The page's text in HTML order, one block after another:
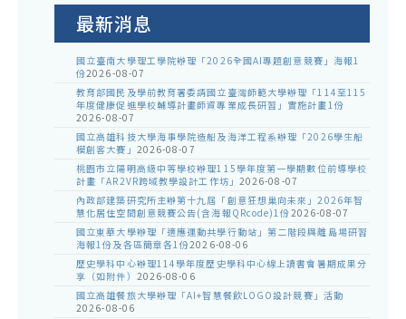
最新消息
國立臺南大學理工學院辦理「2026全國AI專題創意競賽」海報1
份2026-08-07
教育部國民及學前教育署委請國立臺灣師範大學辦理「114至115
年度健康促進學校輔導計畫師資專業成長研習」實施計畫1份
2026-08-07
國立高雄科技大學海事學院造船及海洋工程系辦理「2026學生船
模創客大賽」 2026-08-07
桃園市立陽明高級中等學校辦理115學年度第一學期數位前導學校
計畫「AR2VR跨域教學設計工作坊」 2026-08-07
內政部建築研究所主辦第十九屆「創意狂想巢向未來」2026年智
慧化居住空間創意競賽公告(含海報QRcode)1份2026-08-07
國立東華大學辦理「適應運動共學行動站」第二階段與離島場研習
海報1份及各區簡章各1份2026-08-06
歷史學科中心辦理114學年度歷史學科中心線上讀書會暑期成果分
享（如附件） 2026-08-06
國立高雄餐旅大學辦理「AI+智慧餐飲LOGO設計競賽」活動
2026-08-06